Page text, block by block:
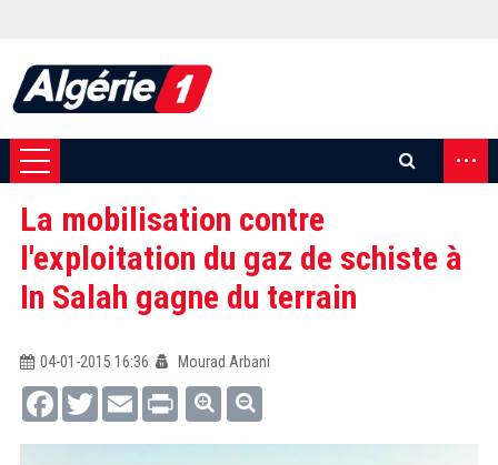
...
La mobilisation contre
l'exploitation du gaz de schiste à
In Salah gagne du terrain
04-01-2015 16:36
Mourad Arbani
FacebookTwitterEmail Print